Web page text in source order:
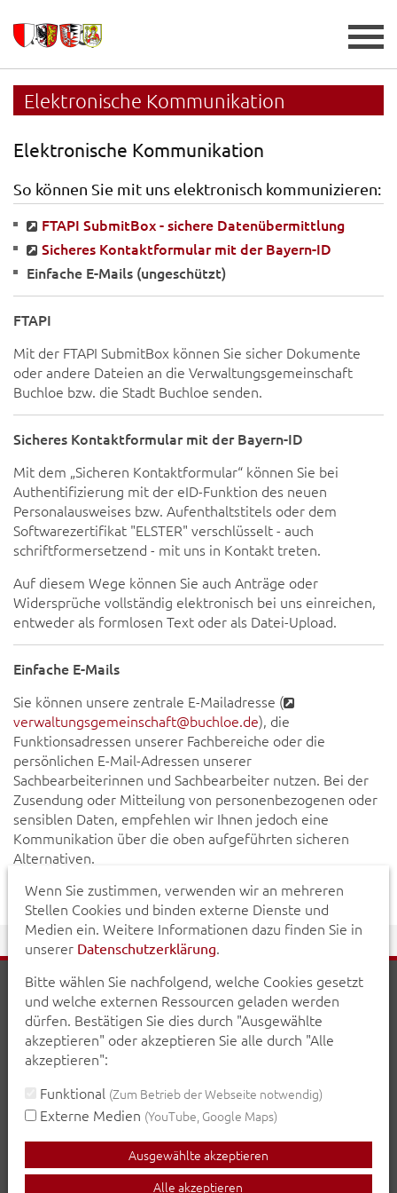
A+A-
Elektronische Kommunikation
Elektronische Kommunikation
So können Sie mit uns elektronisch kommunizieren:
FTAPI SubmitBox - sichere Datenübermittlung
Sicheres Kontaktformular mit der Bayern-ID
Einfache E-Mails (ungeschützt)
FTAPI
Mit der FTAPI SubmitBox können Sie sicher Dokumente
oder andere Dateien an die Verwaltungsgemeinschaft
Buchloe bzw. die Stadt Buchloe senden.
Sicheres Kontaktformular mit der Bayern-ID
Mit dem „Sicheren Kontaktformular“ können Sie bei
Authentifizierung mit der eID-Funktion des neuen
Personalausweises bzw. Aufenthaltstitels oder dem
Softwarezertifikat "ELSTER" verschlüsselt - auch
schriftformersetzend - mit uns in Kontakt treten.
Auf diesem Wege können Sie auch Anträge oder
Widersprüche vollständig elektronisch bei uns einreichen,
entweder als formlosen Text oder als Datei-Upload.
Einfache E-Mails
Sie können unsere zentrale E-Mailadresse (
verwaltungsgemeinschaft@buchloe.de), die
Funktionsadressen unserer Fachbereiche oder die
persönlichen E-Mail-Adressen unserer
Sachbearbeiterinnen und Sachbearbeiter nutzen. Bei der
Zusendung oder Mitteilung von personenbezogenen oder
sensiblen Daten, empfehlen wir Ihnen jedoch eine
Kommunikation über die oben aufgeführten sicheren
Alternativen.
Erklärung zur Barrierefreiheit
Impressum
Datenschutzerklärung
Teilen Sie diese Seite mit Ihren Bekannten:
Seite drucken
Wenn Sie zustimmen, verwenden wir an mehreren
Stellen Cookies und binden externe Dienste und
Medien ein. Weitere Informationen dazu finden Sie in
unserer Datenschutzerklärung.
Bitte wählen Sie nachfolgend, welche Cookies gesetzt
und welche externen Ressourcen geladen werden
dürfen. Bestätigen Sie dies durch "Ausgewählte
akzeptieren" oder akzeptieren Sie alle durch "Alle
akzeptieren":
Funktional (Zum Betrieb der Webseite notwendig)
Externe Medien (YouTube, Google Maps)
Ausgewählte akzeptieren
Alle akzeptieren